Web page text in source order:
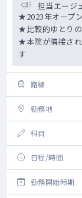
担当エージ
★2023年オープ
★比較的ゆとり
★本院が隣接さ
す
路線
勤務地
科目
日程/時間
勤務開始時期